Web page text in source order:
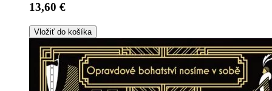
13,60 €
Vložiť do košíka